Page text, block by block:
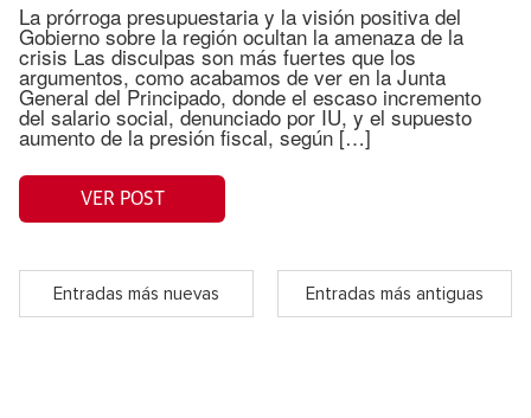
La prórroga presupuestaria y la visión positiva del
Gobierno sobre la región ocultan la amenaza de la
crisis Las disculpas son más fuertes que los
argumentos, como acabamos de ver en la Junta
General del Principado, donde el escaso incremento
del salario social, denunciado por IU, y el supuesto
aumento de la presión fiscal, según […]
VER POST
Entradas más nuevas Entradas más antiguas